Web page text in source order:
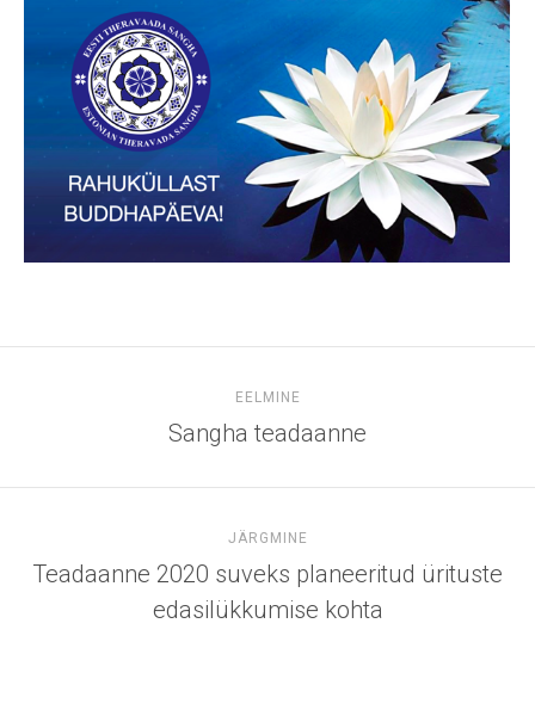
EELMINE
Sangha teadaanne
JÄRGMINE
Teadaanne 2020 suveks planeeritud ürituste
edasilükkumise kohta